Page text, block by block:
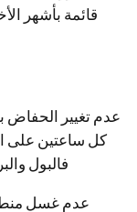
قائمة بأشهر
كل ساعتين على
فالبول